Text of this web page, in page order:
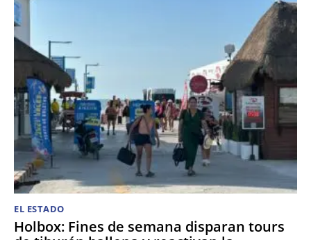
EL ESTADO
Holbox: Fines de semana disparan tours